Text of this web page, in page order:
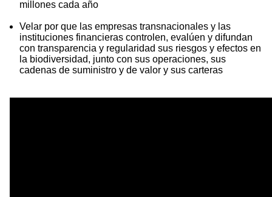
millones cada año
Velar por que las empresas transnacionales y las
instituciones financieras controlen, evalúen y difundan
con transparencia y regularidad sus riesgos y efectos en
la biodiversidad, junto con sus operaciones, sus
cadenas de suministro y de valor y sus carteras